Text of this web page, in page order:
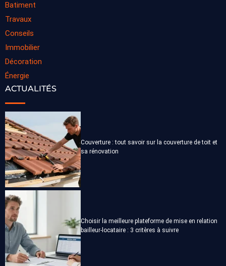
Batiment
Travaux
Conseils
Immobilier
Décoration
Énergie
ACTUALITÉS
Couverture : tout savoir sur la couverture de toit et
sa rénovation
Choisir la meilleure plateforme de mise en relation
bailleur-locataire : 3 critères à suivre